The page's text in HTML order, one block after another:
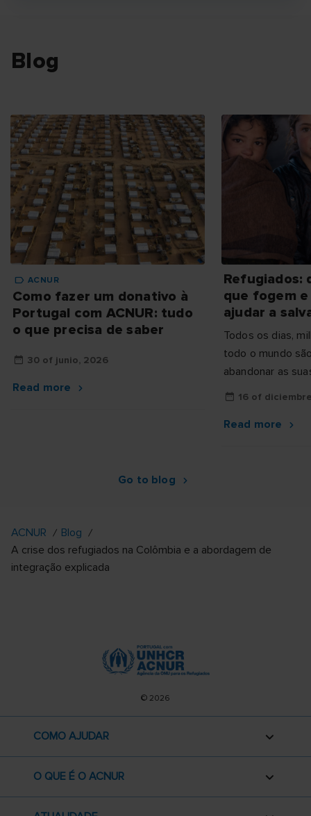
Blog
ACNUR
Como fazer um donativo à
Portugal com ACNUR: tudo
o que precisa de saber
30 of junio, 2026
Read more
Refugiados:
que fogem
ajudar a
Todos os dias,
todo o mundo
abandonar as
guerra, da
16 of
Read more
Go to blog
ACNUR
Blog
A crise dos refugiados na Colômbia e a abordagem de
integração explicada
© 2026
COMO AJUDAR
O QUE É O ACNUR